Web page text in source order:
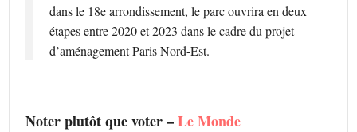
dans le 18e arrondissement, le parc ouvrira en deux
étapes entre 2020 et 2023 dans le cadre du projet
d’aménagement Paris Nord-Est.
Noter plutôt que voter –Le Monde